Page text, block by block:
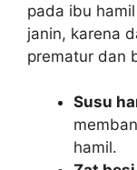
pada ibu
janin, karena
prematur dan
Susu
hamil.